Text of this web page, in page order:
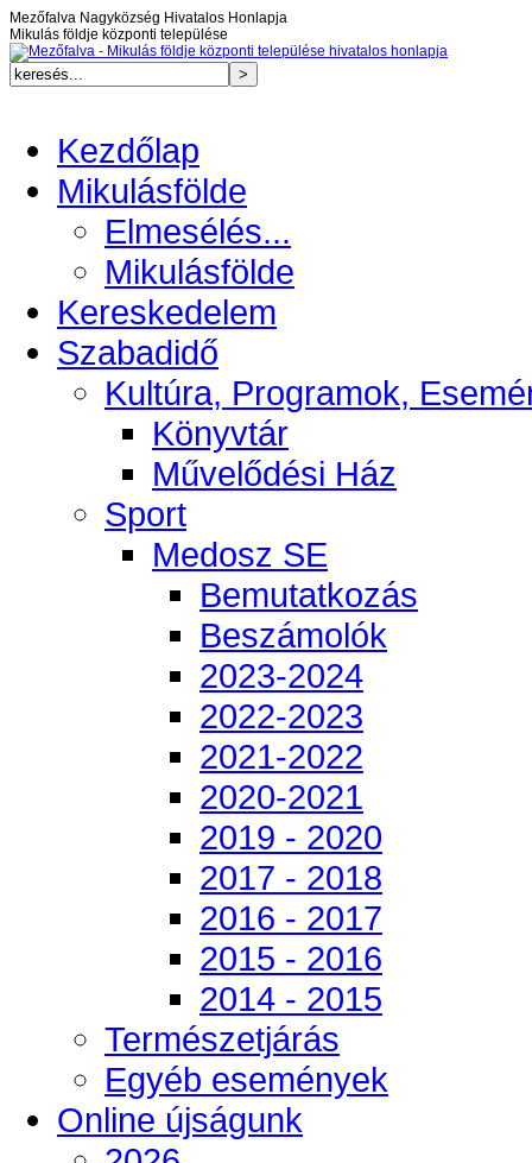
Mezőfalva Nagyközség Hivatalos Honlapja
Mikulás földje központi települése
Kezdőlap
Mikulásfölde
Elmesélés...
Mikulásfölde
Kereskedelem
Szabadidő
Kultúra, Programok,
Könyvtár
Művelődési Ház
Sport
Medosz SE
Bemutatkozás
Beszámolók
2023-2024
2022-2023
2021-2022
2020-2021
2019 - 2020
2017 - 2018
2016 - 2017
2015 - 2016
2014 - 2015
Természetjárás
Egyéb események
Online újságunk